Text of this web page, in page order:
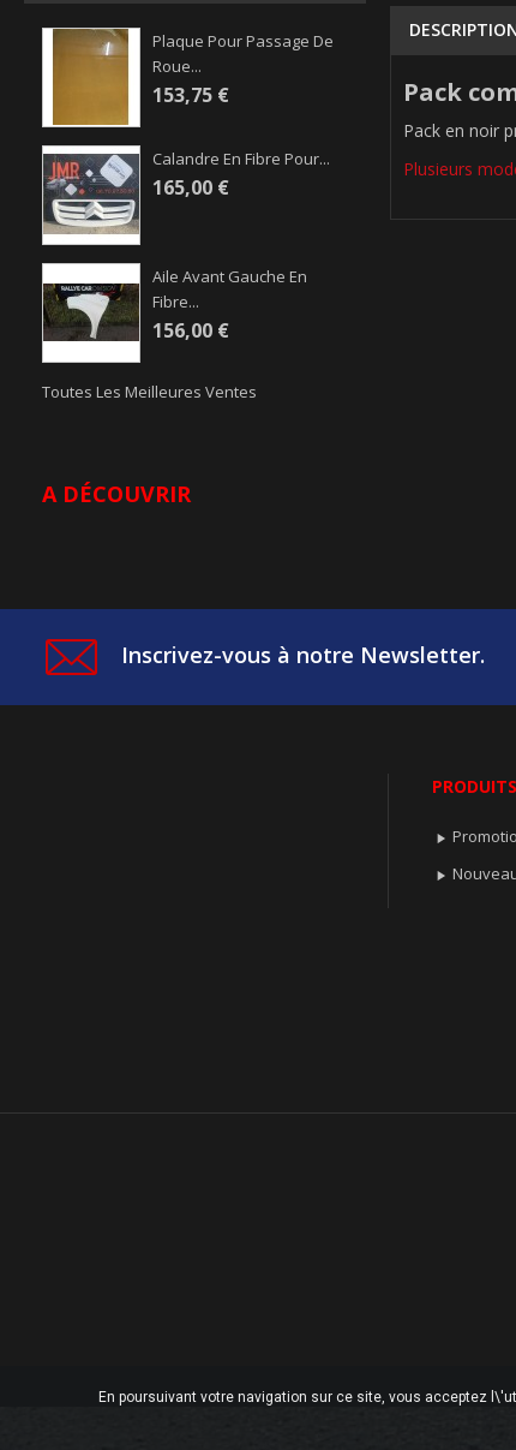
Plaque Pour Passage De
Roue...
153,75 €
Calandre En Fibre Pour...
165,00 €
Aile Avant Gauche En
Fibre...
156,00 €
Toutes Les Meilleures Ventes
A DÉCOUVRIR
Pack
Pack en noir
Plusieurs
Inscrivez-vous à notre Newsletter.
PRODUITS


En poursuivant votre navigation sur ce site, vous acceptez